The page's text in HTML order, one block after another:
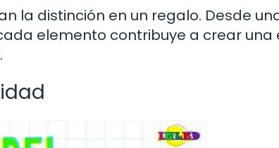
la distinción en un regalo. Desde
elemento contribuye a crear una